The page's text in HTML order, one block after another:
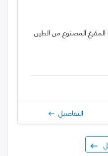
المفرغ المصنوع من الطين
التفاصيل